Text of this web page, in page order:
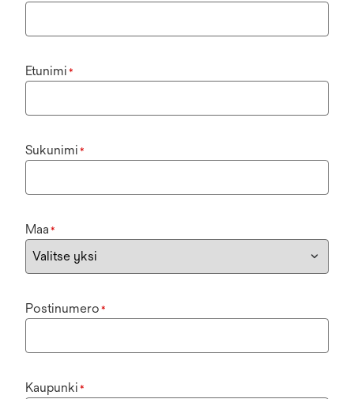
Etunimi *
Sukunimi *
Maa *
Postinumero *
Kaupunki *